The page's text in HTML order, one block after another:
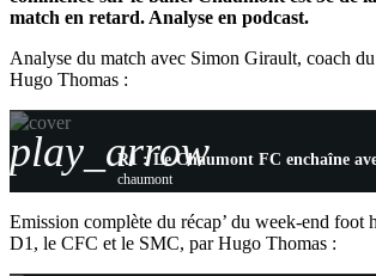
match en retard. Analyse en podcast.
Analyse du match avec Simon Girault, coach
Hugo Thomas :
play_arrow
chaumont
Emission complète du récap’ du week-end foot
D1, le CFC et le SMC, par Hugo Thomas :